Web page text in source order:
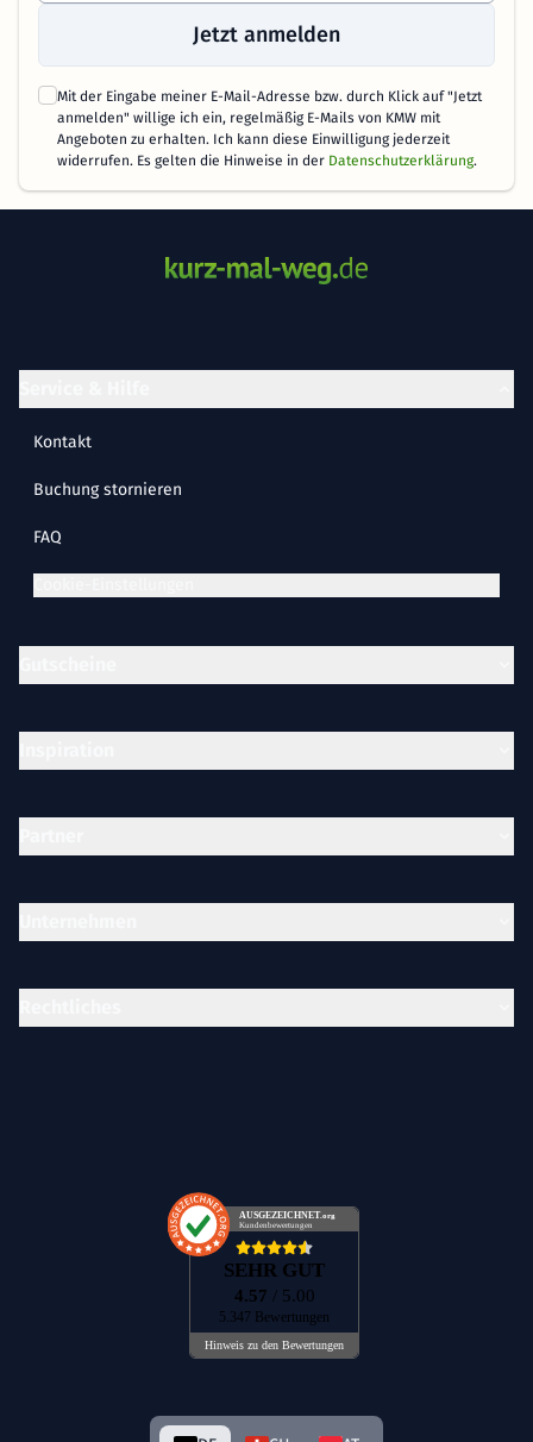
Jetzt anmelden
Mit der Eingabe meiner E-Mail-Adresse bzw. durch Klick auf "Jetzt
anmelden" willige ich ein, regelmäßig E-Mails von KMW mit
Angeboten zu erhalten. Ich kann diese Einwilligung jederzeit
widerrufen. Es gelten die Hinweise in der Datenschutzerklärung.
AUSGEZEICHNET.org
Kundenbewertungen
SEHR GUT
4.57 / 5.00
5.347 Bewertungen
Hinweis zu den Bewertungen
Kontakt
Buchung stornieren
FAQ